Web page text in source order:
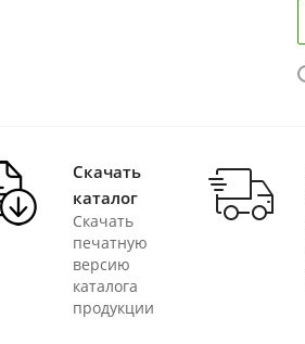
Скачать
каталог
Скачать
печатную
версию
каталога
продукции